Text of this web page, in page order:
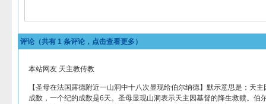
评论（共有 1 条评论，点击查看更多）
本站网友 天主教传教
【圣母在法国露德附近一山洞中十八次显现给伯尔纳德】默示意思是；天
成数，一个纪的成数是6天。圣母显现山洞表示天主因基督的降生救赎。